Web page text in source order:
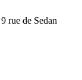
9 rue de Sedan